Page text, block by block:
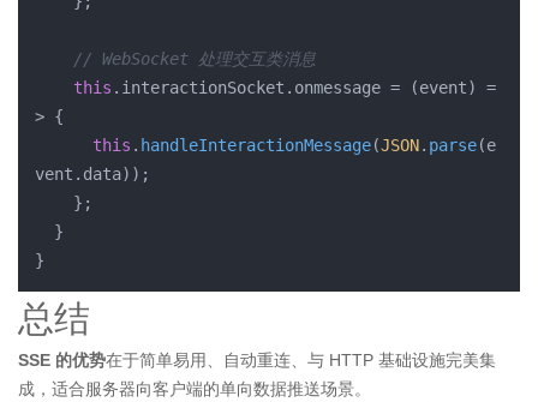
// WebSocket 处理交互类消息
this . interactionSocket . onmessage = (event) =
> {
this . handleInteractionMessage(JSON. parse(e
vent. data));
总结
SSE 的优势在于简单易用、自动重连、与 HTTP 基础设施完美集
成，适合服务器向客户端的单向数据推送场景。